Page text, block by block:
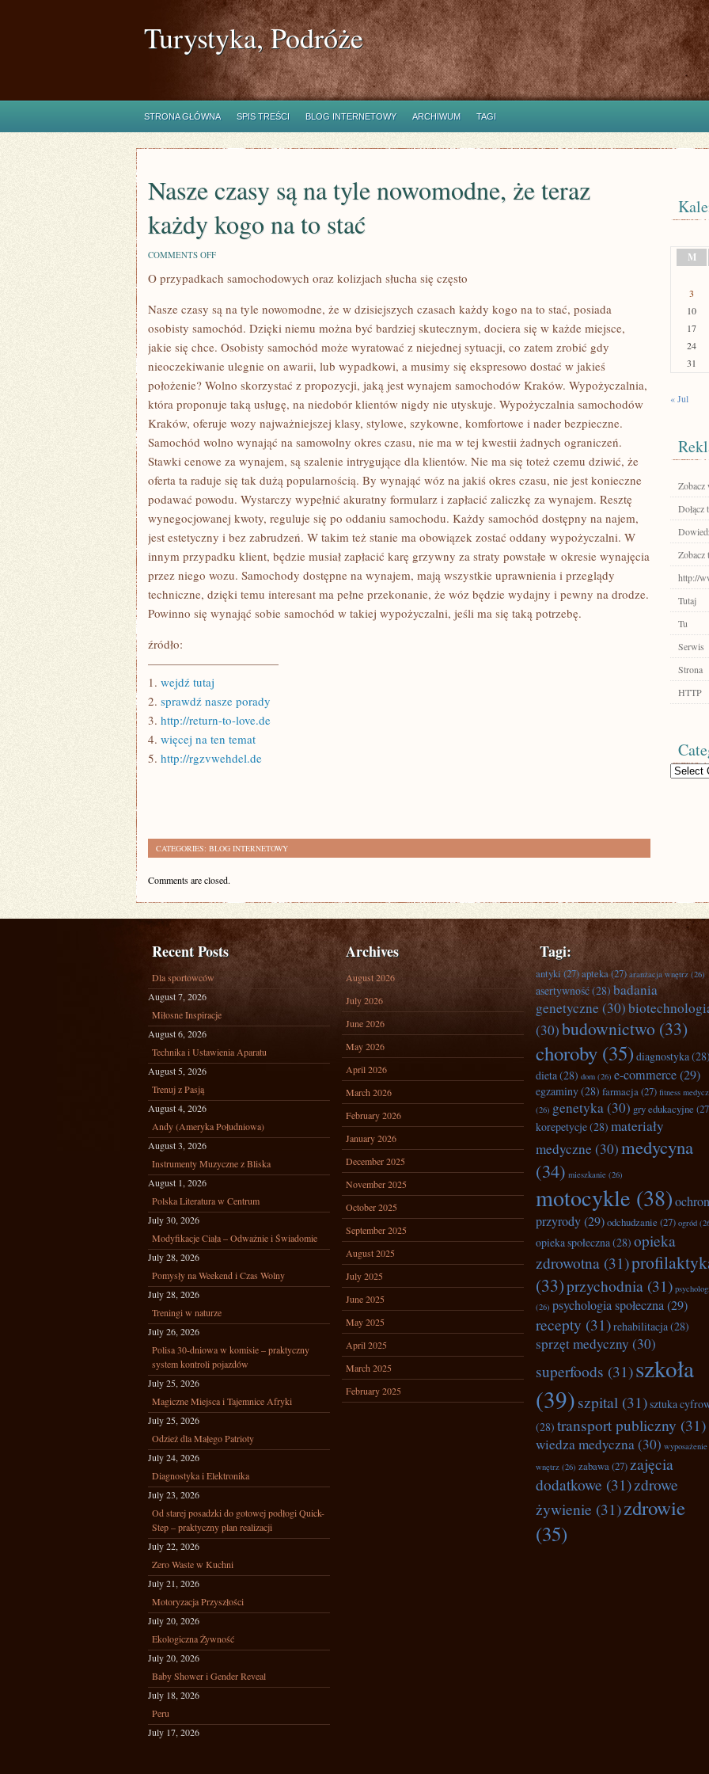
Turystyka, Podróże
STRONA GŁÓWNA SPIS TREŚCI BLOG INTERNETOWY ARCHIWUM TAGI
Nasze czasy są na tyle nowomodne, że teraz
każdy kogo na to stać
COMMENTS OFFON
CZASY
TYLE
NOWOMODNE,
TERAZ
KAŻDY
KOGO
NA
STAĆ
O przypadkach samochodowych oraz kolizjach słucha się często
Nasze czasy są na tyle nowomodne, że w dzisiejszych czasach każdy kogo na to stać, posiada
osobisty samochód. Dzięki niemu można być bardziej skutecznym, dociera się w każde miejsce,
jakie się chce. Osobisty samochód może wyratować z niejednej sytuacji, co zatem zrobić gdy
nieoczekiwanie ulegnie on awarii, lub wypadkowi, a musimy się ekspresowo dostać w jakieś
położenie? Wolno skorzystać z propozycji, jaką jest wynajem samochodów Kraków. Wypożyczalnia,
która proponuje taką usługę, na niedobór klientów nigdy nie utyskuje. Wypożyczalnia samochodów
Kraków, oferuje wozy najważniejszej klasy, stylowe, szykowne, komfortowe i nader bezpieczne.
Samochód wolno wynająć na samowolny okres czasu, nie ma w tej kwestii żadnych ograniczeń.
Stawki cenowe za wynajem, są szalenie intrygujące dla klientów. Nie ma się toteż czemu dziwić, że
oferta ta raduje się tak dużą popularnością. By wynająć wóz na jakiś okres czasu, nie jest konieczne
podawać powodu. Wystarczy wypełnić akuratny formularz i zapłacić zaliczkę za wynajem. Resztę
wynegocjowanej kwoty, reguluje się po oddaniu samochodu. Każdy samochód dostępny na najem,
jest estetyczny i bez zabrudzeń. W takim też stanie ma obowiązek zostać oddany wypożyczalni. W
innym przypadku klient, będzie musiał zapłacić karę grzywny za straty powstałe w okresie wynajęcia
przez niego wozu. Samochody dostępne na wynajem, mają wszystkie uprawnienia i przeglądy
techniczne, dzięki temu interesant ma pełne przekonanie, że wóz będzie wydajny i pewny na drodze.
Powinno się wynająć sobie samochód w takiej wypożyczalni, jeśli ma się taką potrzebę.
źródło:
———————————
1. wejdź tutaj
2. sprawdź nasze porady
3. http://return-to-love.de
4. więcej na ten temat
5. http://rgzvwehdel.de
CATEGORIES: BLOG INTERNETOWY
Comments are closed.
M
3
10
17
24
31
« Jul
Zobacz
Dołącz
Zobacz
http://
Tutaj
Tu
Serwis
Strona
HTTP
Categories
Recent Posts
Dla sportowców
August 7, 2026
Miłosne Inspiracje
August 6, 2026
Technika i Ustawienia Aparatu
August 5, 2026
Trenuj z Pasją
August 4, 2026
Andy (Ameryka Południowa)
August 3, 2026
Instrumenty Muzyczne z Bliska
August 1, 2026
Polska Literatura w Centrum
July 30, 2026
Modyfikacje Ciała – Odważnie i Świadomie
July 28, 2026
Pomysły na Weekend i Czas Wolny
July 28, 2026
Treningi w naturze
July 26, 2026
Polisa 30-dniowa w komisie – praktyczny
system kontroli pojazdów
July 25, 2026
Magiczne Miejsca i Tajemnice Afryki
July 25, 2026
Odzież dla Małego Patrioty
July 24, 2026
Diagnostyka i Elektronika
July 23, 2026
Od starej posadzki do gotowej podłogi Quick-
Step – praktyczny plan realizacji
July 22, 2026
Zero Waste w Kuchni
July 21, 2026
Motoryzacja Przyszłości
July 20, 2026
Ekologiczna Żywność
July 20, 2026
Baby Shower i Gender Reveal
July 18, 2026
Peru
July 17, 2026
Archives
August 2026
July 2026
June 2026
May 2026
April 2026
March 2026
February 2026
January 2026
December 2025
November 2025
October 2025
September 2025
August 2025
July 2025
June 2025
May 2025
April 2025
March 2025
February 2025
Tagi:
antyki(27)apteka(27) aranżacja wnętrz (26)
asertywność(28) badania
genetyczne (30)
(30)budownictwo (33)
choroby (35) diagnostyka(28)
dieta(28) dom (26) e-commerce(29)
egzaminy(28) farmacja(27) fitness
(26) genetyka(30) gry edukacyjne
korepetycje(28) materiały
medyczne (30)medycyna
(34) mieszkanie (26)
motocykle (38)
przyrody(29)odchudzanie (27) ogród
opieka społeczna(28) opieka
zdrowotna (31)
(33)przychodnia (31)
(26) psychologia społeczna(29)
recepty (31)rehabilitacja(28)
sprzęt medyczny (30)
superfoods (31)szkoła
(39)szpital (31)sztuka
(28) transport publiczny (31)
wiedza medyczna(30) wyposażenie
wnętrz (26) zabawa(27) zajęcia
dodatkowe (31)zdrowe
żywienie (31)zdrowie
(35)